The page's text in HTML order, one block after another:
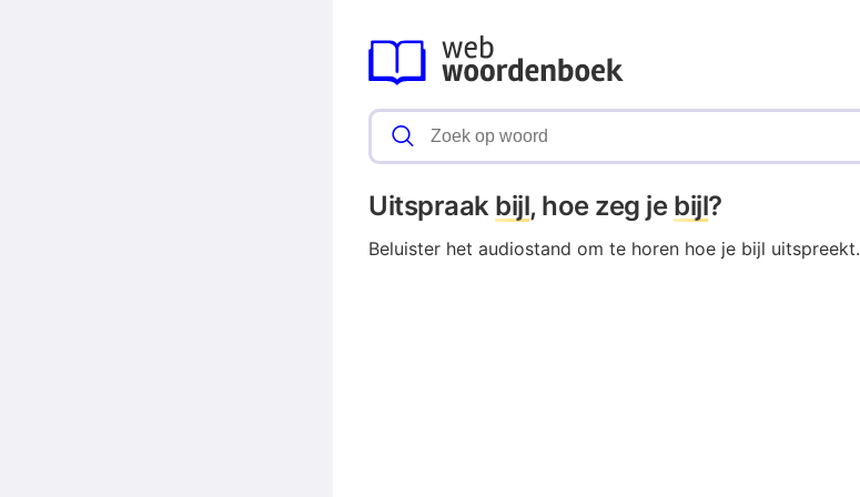
Uitspraak bijl, hoe zeg je bijl?
Beluister het audiostand om te horen hoe je bijl uitspreekt.